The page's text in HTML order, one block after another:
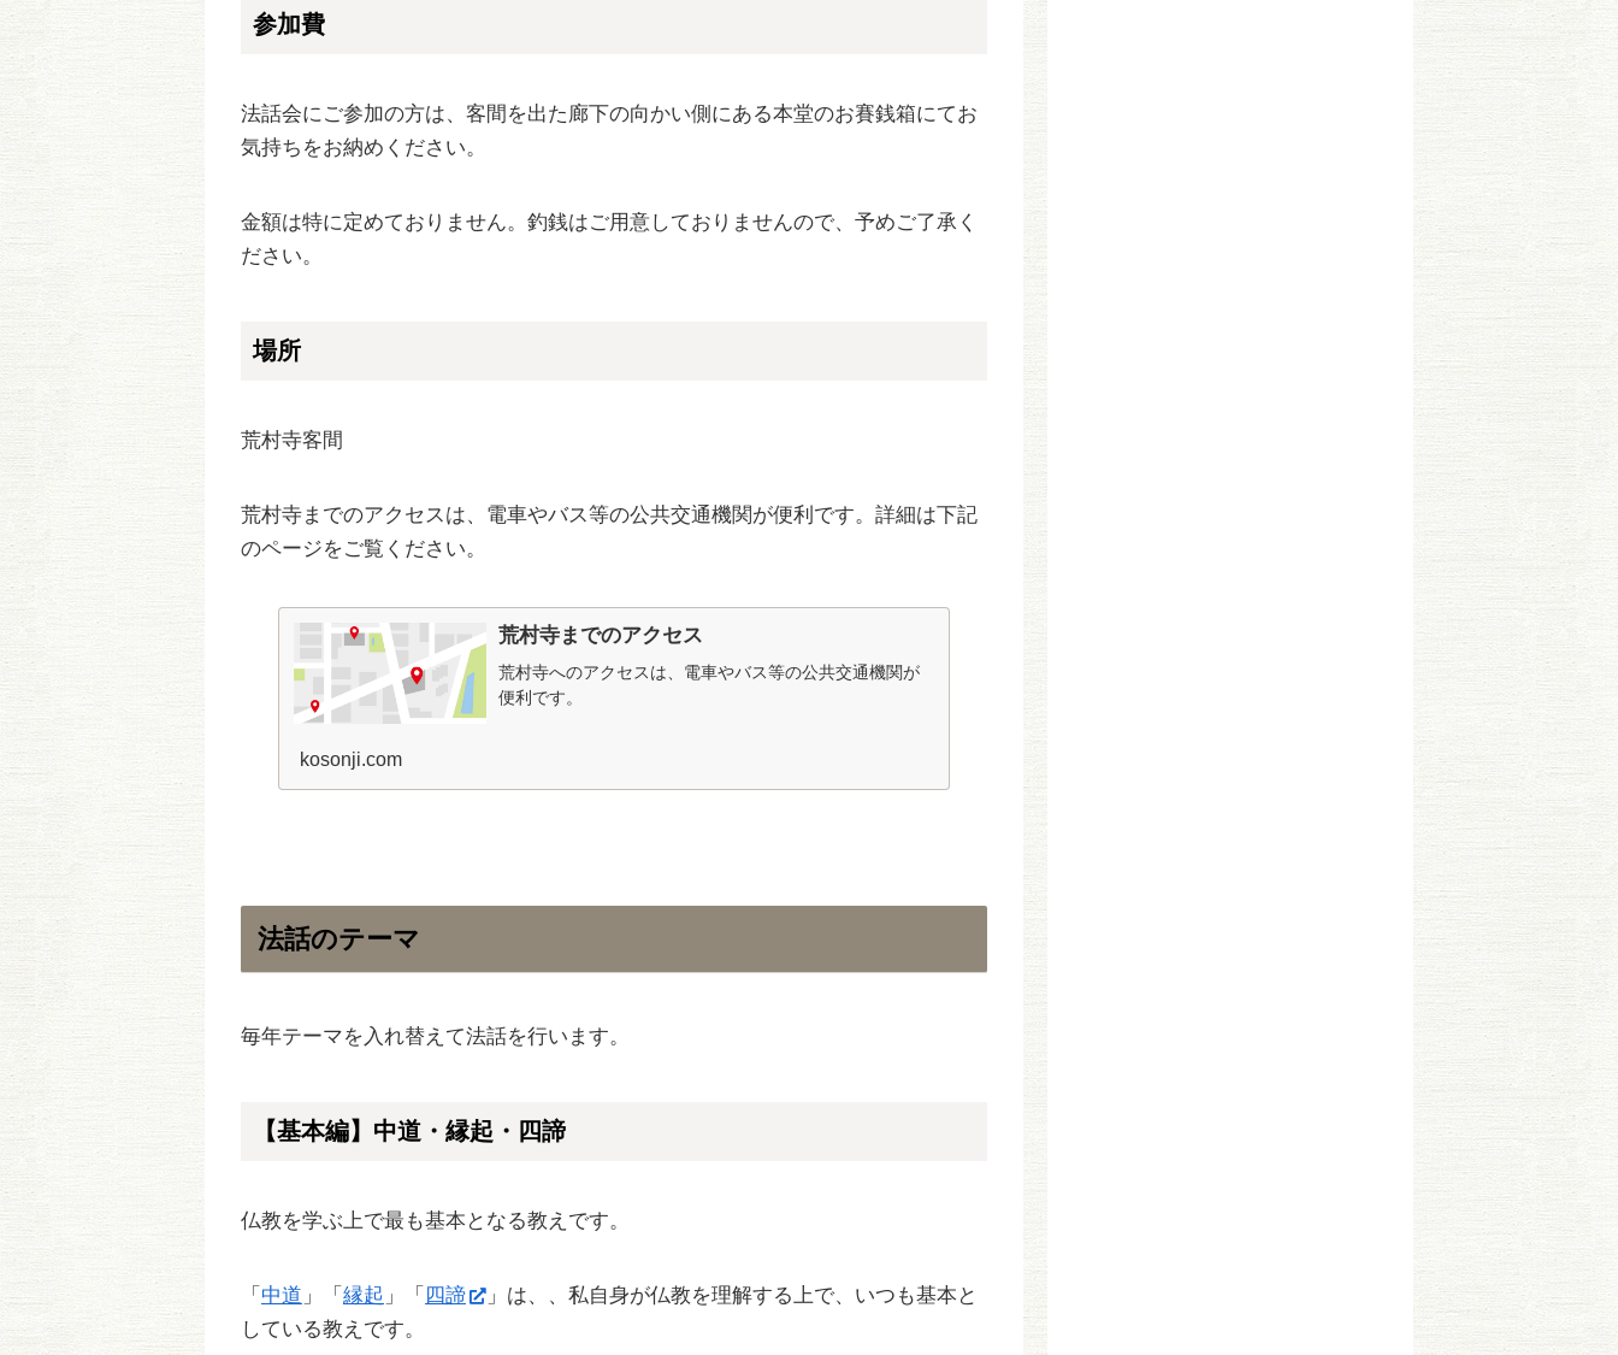
参加費
法話会にご参加の方は、客間を出た廊下の向かい側にある本堂のお賽銭箱にてお
気持ちをお納めください。
金額は特に定めておりません。釣銭はご用意しておりませんので、予めご了承く
ださい。
場所
荒村寺客間
荒村寺までのアクセスは、電車やバス等の公共交通機関が便利です。詳細は下記
のページをご覧ください。
荒村寺までのアクセス
荒村寺へのアクセスは、電車やバス等の公共交通機関が
便利です。
kosonji.com
法話のテーマ
毎年テーマを入れ替えて法話を行います。
【基本編】中道・縁起・四諦
仏教を学ぶ上で最も基本となる教えです。
「 中道 」「 縁起 」「 四諦
」は、、私自身が仏教を理解する上で、いつも基本と
している教えです。